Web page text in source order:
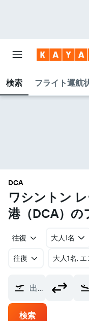
検索 フライト運航
DCA
ワシントン
港​（DCA​）の
往復 大人1名
往復 大人1名,
出発地
検索